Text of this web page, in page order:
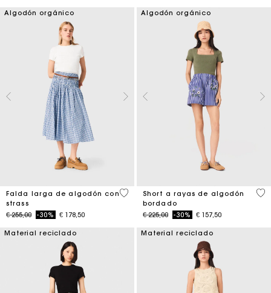
Algodón orgánico
Falda larga de algodón con
strass
Price reduced from
€ 255,00to-30% € 178,50
4,5 out of 5 Customer Rating
Algodón orgánico
Short a rayas de algodón
bordado
Price reduced from
€ 225,00to-30% € 157,50
5
Material reciclado Material reciclado